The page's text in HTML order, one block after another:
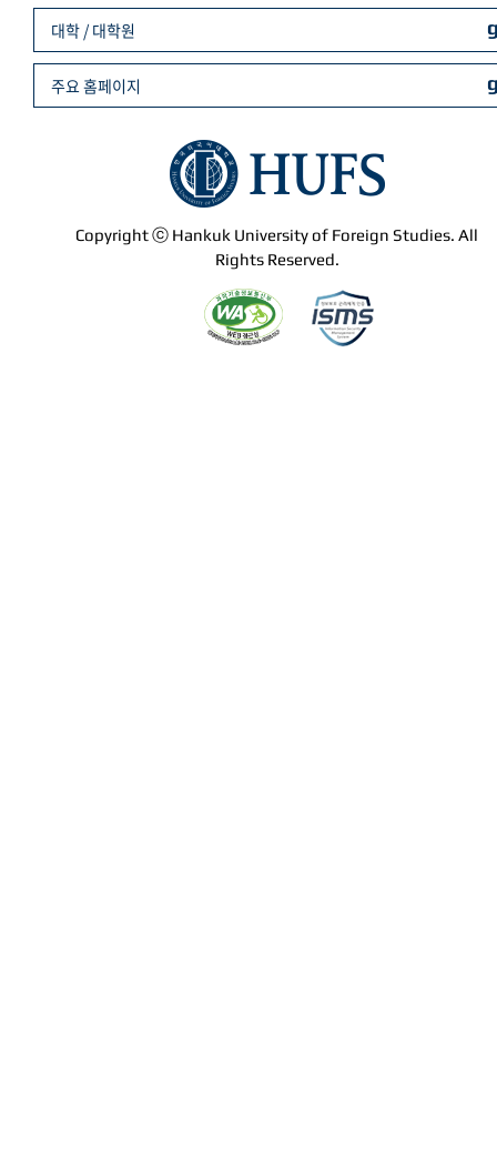
Copyright ⓒ Hankuk University of Foreign Studies. All
Rights Reserved.
대학 / 대학원
주요 홈페이지